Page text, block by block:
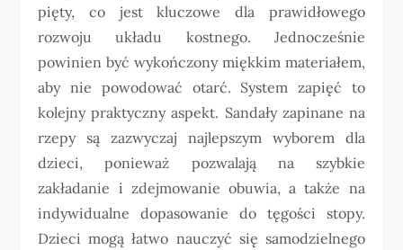
pięty, co jest kluczowe dla prawidłowego
rozwoju układu kostnego. Jednocześnie
powinien być wykończony miękkim materiałem,
aby nie powodować otarć. System zapięć to
kolejny praktyczny aspekt. Sandały zapinane na
rzepy są zazwyczaj najlepszym wyborem dla
dzieci, ponieważ pozwalają na szybkie
zakładanie i zdejmowanie obuwia, a także na
indywidualne dopasowanie do tęgości stopy.
Dzieci mogą łatwo nauczyć się samodzielnego